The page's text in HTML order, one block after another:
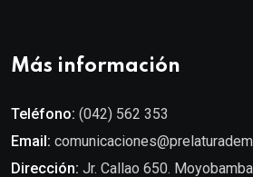
Más información
Teléfono: (042) 562 353
Email:
Dirección: Jr. Callao 650.